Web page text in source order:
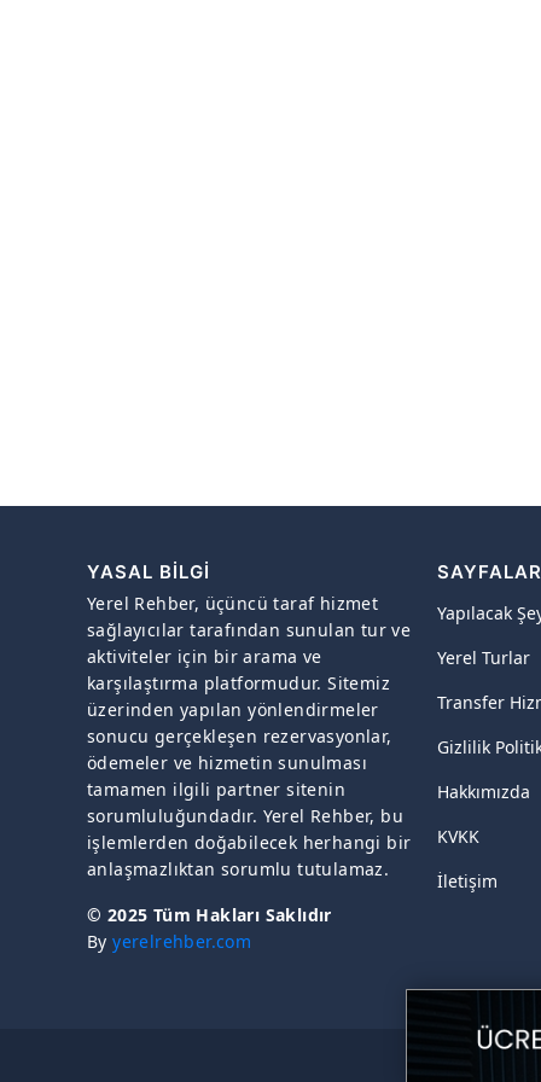
YASAL BILGI
Yerel Rehber, üçüncü taraf hizmet
sağlayıcılar tarafından sunulan tur ve
aktiviteler için bir arama ve
karşılaştırma platformudur. Sitemiz
üzerinden yapılan yönlendirmeler
sonucu gerçekleşen rezervasyonlar,
ödemeler ve hizmetin sunulması
tamamen ilgili partner sitenin
sorumluluğundadır. Yerel Rehber, bu
işlemlerden doğabilecek herhangi bir
anlaşmazlıktan sorumlu tutulamaz.
© 2025 Tüm Hakları Saklıdır
Byyerelrehber.com
SAYFALAR
Yapılacak
Yerel Turlar
Transfer
Gizlilik
Hakkımızda
KVKK
İletişim